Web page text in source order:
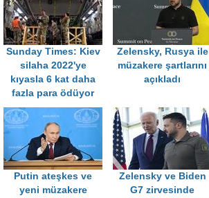
Sunday Times: Kiev
silaha 2022'ye
kıyasla 6 kat daha
fazla para ödüyor
Zelensky, Rusya ile
müzakere şartlarını
açıkladı
Putin ateşkes ve
yeni müzakere
Zelensky ve Biden
G7 zirvesinde